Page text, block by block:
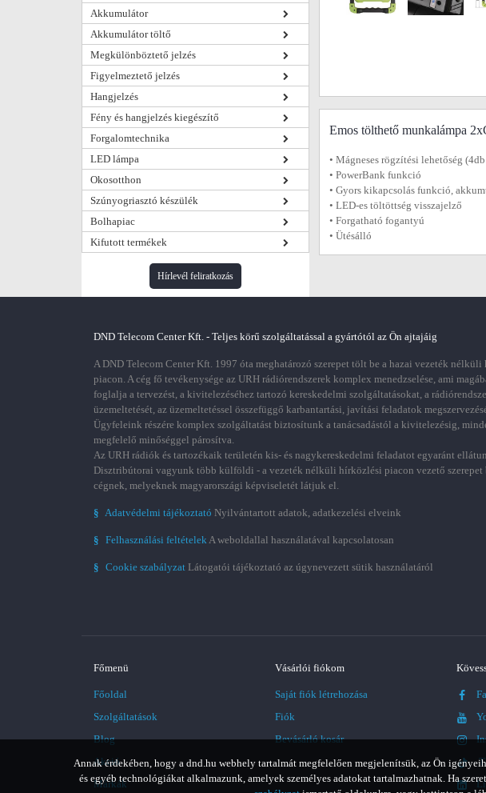
Akkumulátor
Akkumulátor töltő
Megkülönböztető jelzés
Figyelmeztető jelzés
Hangjelzés
Fény és hangjelzés kiegészítő
Forgalomtechnika
LED lámpa
Okosotthon
Szúnyogriasztó készülék
Bolhapiac
Kifutott termékek
Hírlevél feliratkozás
Emos tölthető munkalámpa
• Mágneses rögzítési lehetőség
• PowerBank funkció
• Gyors kikapcsolás funkció,
• LED-es töltöttség visszajelző
• Forgatható fogantyú
• Ütésálló
Annak érdekében, hogy a dnd.hu webhely tartalmát megfelelően megjelenítsük, az Ön
és egyéb technológiákat alkalmazunk, amelyek személyes adatokat tartalmazhatnak. Ha
DND Telecom Center Kft. - Teljes körű szolgáltatással a gyártótól az Ön ajtajáig
A DND Telecom Center Kft. 1997 óta meghatározó szerepet tölt be a hazai vezeték
piacon. A cég fő tevékenysége az URH rádiórendszerek komplex menedzselése, ami
foglalja a tervezést, a kivitelezéséhez tartozó kereskedelmi szolgáltatásokat, a
üzemeltetését, az üzemeltetéssel összefüggő karbantartási, javítási feladatok
Ügyfeleink részére komplex szolgáltatást biztosítunk a tanácsadástól a kivitelezésig,
megfelelő minőséggel párosítva.
Az URH rádiók és tartozékaik területén kis- és nagykereskedelmi feladatot egyaránt
Disztribútorai vagyunk több külföldi - a vezeték nélküli hírközlési piacon vezető szerepet
cégnek, melyeknek magyarországi képviseletét látjuk el.
§ Adatvédelmi tájékoztató Nyilvántartott adatok, adatkezelési elveink
§ Felhasználási feltételekA weboldallal használatával kapcsolatosan
§ Cookie szabályzat Látogatói tájékoztató az úgynevezett sütik használatáról
Főmenü
Főoldal
Szolgáltatások
Blog
Akció
Márkák
Vásárlói fiókom
Saját fiók létrehozása
Fiók
Bevásárló kosár